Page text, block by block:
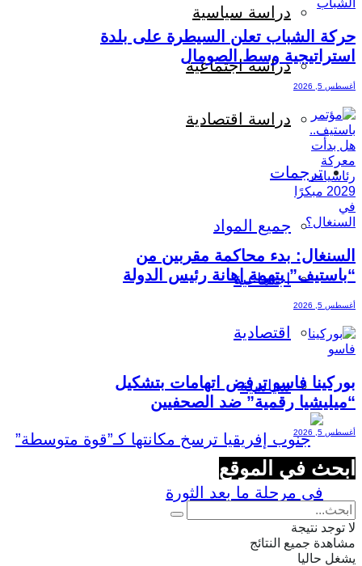
دراسة سياسية
دراسة اجتماعية
دراسة اقتصادية
ترجمات
جميع المواد
اجتماعية
اقتصادية
سياسية
حركة الشباب تعلن السيطرة على بلدة
استراتيجية وسط الصومال
أغسطس 5, 2026
السنغال: بدء محاكمة مقربين من
“باستيف” بتهمة إهانة رئيس الدولة
أغسطس 5, 2026
بوركينا فاسو ترفض اتهامات بتشكيل
“ميليشيا رقمية” ضد الصحفيين
أغسطس 5, 2026
ابحث في الموقع
لا توجد نتيجة
مشاهدة جميع النتائج
يشغل حاليا